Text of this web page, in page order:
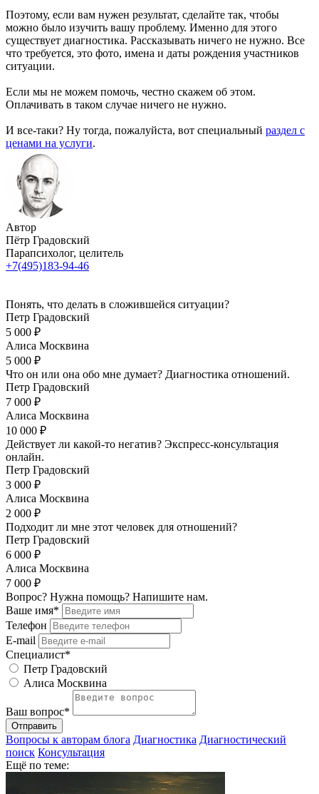
Поэтому, если вам нужен результат, сделайте так, чтобы
можно было изучить вашу проблему. Именно для этого
существует диагностика. Рассказывать ничего не нужно. Все
что требуется, это фото, имена и даты рождения участников
ситуации.
Если мы не можем помочь, честно скажем об этом.
Оплачивать в таком случае ничего не нужно.
И все-таки? Ну тогда, пожалуйста, вот специальный раздел с
ценами на услуги.
Автор
Пётр Градовский
Парапсихолог, целитель
+7(495)183-94-46
Понять, что делать в сложившейся ситуации?
Петр Градовский
5 000 ₽
Алиса Москвина
5 000 ₽
Что он или она обо мне думает? Диагностика отношений.
Петр Градовский
7 000 ₽
Алиса Москвина
10 000 ₽
Действует ли какой-то негатив? Экспресс-консультация
онлайн.
Петр Градовский
3 000 ₽
Алиса Москвина
2 000 ₽
Подходит ли мне этот человек для отношений?
Петр Градовский
6 000 ₽
Алиса Москвина
7 000 ₽
Вопрос? Нужна помощь? Напишите нам.
Ваше имя*
Телефон
E-mail
Специалист*
Петр Градовский
Алиса Москвина
Ваш вопрос*
Отправить
Вопросы к авторам блога Диагностика Диагностический
поиск Консультация
Ещё по теме: